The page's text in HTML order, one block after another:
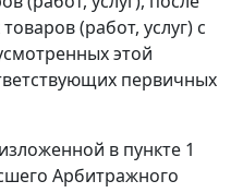
(работ, услуг) с
этой
первичных
в пункте 1
Арбитражного